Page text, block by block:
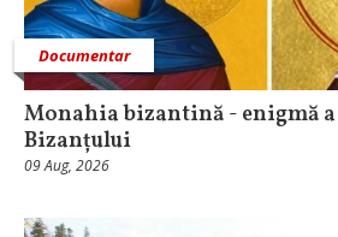
Documentar
Monahia bizantină - enigmă
Bizanțului
09 Aug, 2026